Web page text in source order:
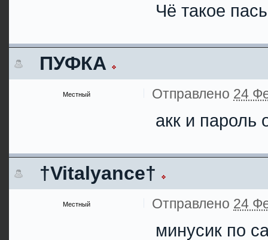
Чё такое
ПУФКА
Местный Отправлено 24
акк и пароль
†Vitalyance†
Местный Отправлено 24
минусик по